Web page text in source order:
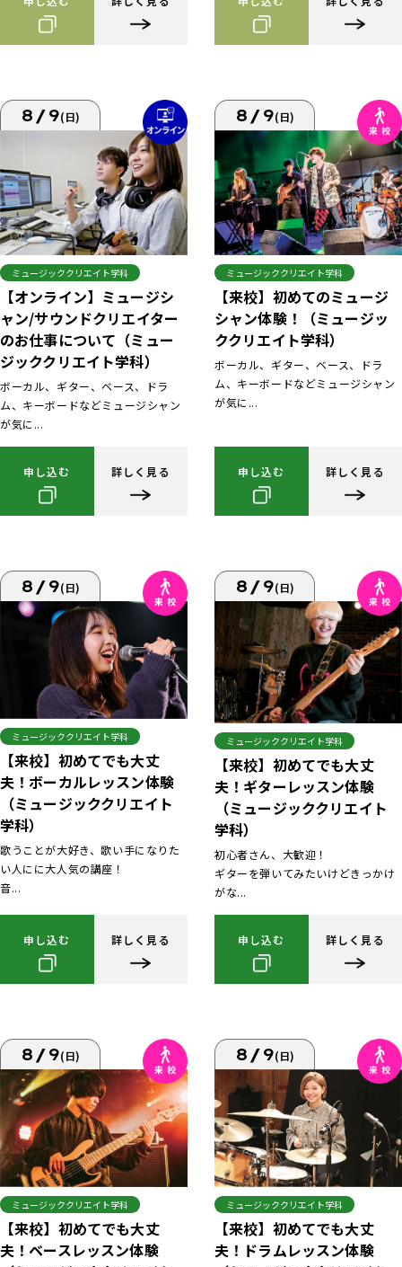
8/9(日)
ミュージッククリエイト学科
【オンライン】ミュージシ
ャン/サウンドクリエイター
のお仕事について（ミュー
ジッククリエイト学科）
ボーカル、ギター、ベース、ドラ
ム、キーボードなどミュージシャン
が気に...
申し込む 詳しく見る
8/9(日)
ミュージッククリエイト学科
【来校】初めてのミュージ
シャン体験！（ミュージッ
ククリエイト学科）
ボーカル、ギター、ベース、ドラ
ム、キーボードなどミュージシャン
が気に...
申し込む 詳しく見る
8/9(日)
ミュージッククリエイト学科
【来校】初めてでも大丈
夫！ボーカルレッスン体験
（ミュージッククリエイト
学科）
歌うことが大好き、歌い手になりた
い人にに大人気の講座！
音...
申し込む 詳しく見る
8/9(日)
ミュージッククリエイト学科
【来校】初めてでも大丈
夫！ギターレッスン体験
（ミュージッククリエイト
学科）
初心者さん、大歓迎！
ギターを弾いてみたいけどきっかけ
がな...
申し込む 詳しく見る
8/9(日)
ミュージッククリエイト学科
【来校】初めてでも大丈
夫！ベースレッスン体験
8/9(日)
ミュージッククリエイト学科
【来校】初めてでも大丈
夫！ドラムレッスン体験